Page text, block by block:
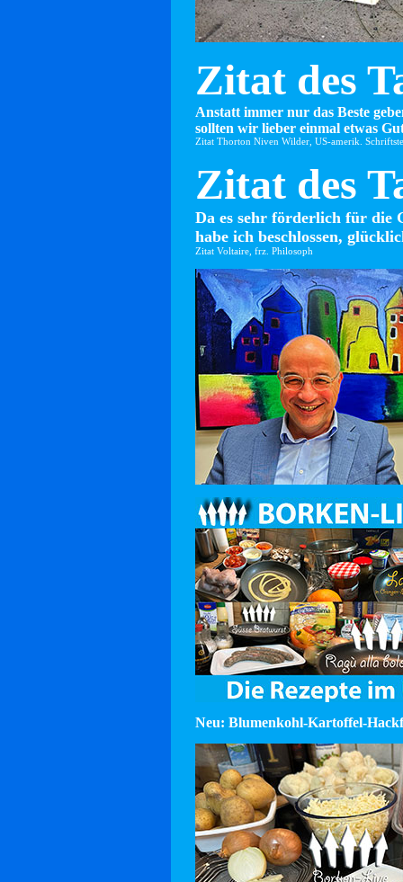
Zitat des
Anstatt immer nur das Beste
sollten wir lieber einmal etwas
Zitat Thorton Niven Wilder, US-amerik.
Zitat des
Da es sehr förderlich für die
habe ich beschlossen,
Zitat Voltaire, frz. Philosoph
Neu: Blumenkohl-Kartoffel-